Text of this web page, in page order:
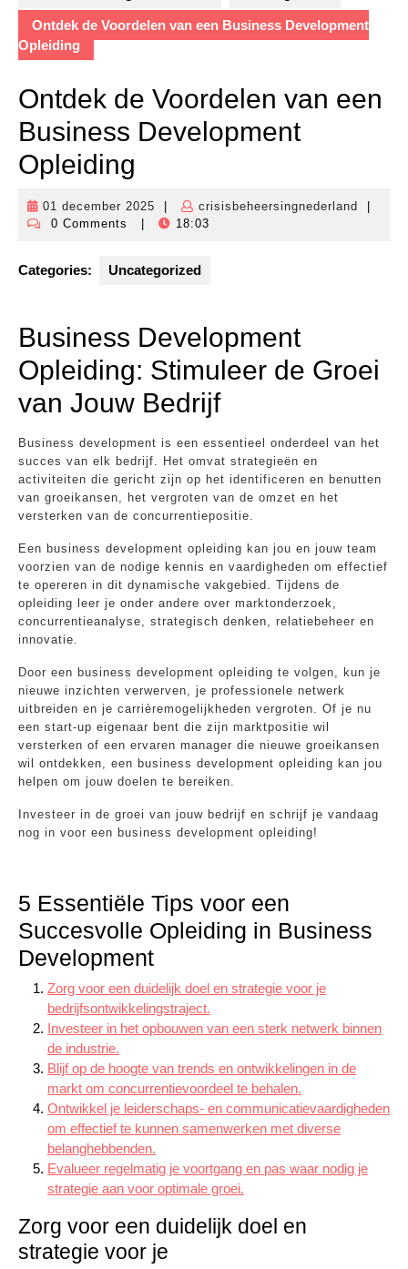
Ontdek de Voordelen van een Business Development
Opleiding
Ontdek de Voordelen van een
Business Development
Opleiding
01 december 2025
01
december
crisisbeheersingnederland
0 Comments
18:03
Categories: Uncategorized
Business Development
Opleiding: Stimuleer de Groei
van Jouw Bedrijf
Business development is een essentieel onderdeel van het
succes van elk bedrijf. Het omvat strategieën en
activiteiten die gericht zijn op het identificeren en benutten
van groeikansen, het vergroten van de omzet en het
versterken van de concurrentiepositie.
Een business development opleiding kan jou en jouw team
voorzien van de nodige kennis en vaardigheden om effectief
te opereren in dit dynamische vakgebied. Tijdens de
opleiding leer je onder andere over marktonderzoek,
concurrentieanalyse, strategisch denken, relatiebeheer en
innovatie.
Door een business development opleiding te volgen, kun je
nieuwe inzichten verwerven, je professionele netwerk
uitbreiden en je carrièremogelijkheden vergroten. Of je nu
een start-up eigenaar bent die zijn marktpositie wil
versterken of een ervaren manager die nieuwe groeikansen
wil ontdekken, een business development opleiding kan jou
helpen om jouw doelen te bereiken.
Investeer in de groei van jouw bedrijf en schrijf je vandaag
nog in voor een business development opleiding!
5 Essentiële Tips voor een
Succesvolle Opleiding in Business
Development
Zorg voor een duidelijk doel en strategie voor je
bedrijfsontwikkelingstraject.
Investeer in het opbouwen van een sterk netwerk binnen
de industrie.
Blijf op de hoogte van trends en ontwikkelingen in de
markt om concurrentievoordeel te behalen.
Ontwikkel je leiderschaps- en communicatievaardigheden
om effectief te kunnen samenwerken met diverse
belanghebbenden.
Evalueer regelmatig je voortgang en pas waar nodig je
strategie aan voor optimale groei.
Zorg voor een duidelijk doel en
strategie voor je